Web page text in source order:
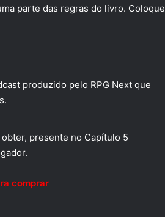
parte das regras do livro. Coloque
produzido pelo RPG Next que
presente no Capítulo 5
comprar